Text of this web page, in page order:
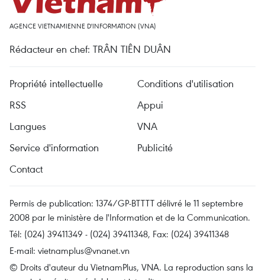
AGENCE VIETNAMIENNE D'INFORMATION (VNA)
Rédacteur en chef: TRÂN TIÊN DUÂN
Propriété intellectuelle
Conditions d'utilisation
RSS
Appui
Langues
VNA
Service d'information
Publicité
Contact
Permis de publication: 1374/GP-BTTTT délivré le 11 septembre
2008 par le ministère de l'Information et de la Communication.
Tél: (024) 39411349 - (024) 39411348, Fax: (024) 39411348
E-mail: vietnamplus@vnanet.vn
© Droits d'auteur du VietnamPlus, VNA. La reproduction sans la